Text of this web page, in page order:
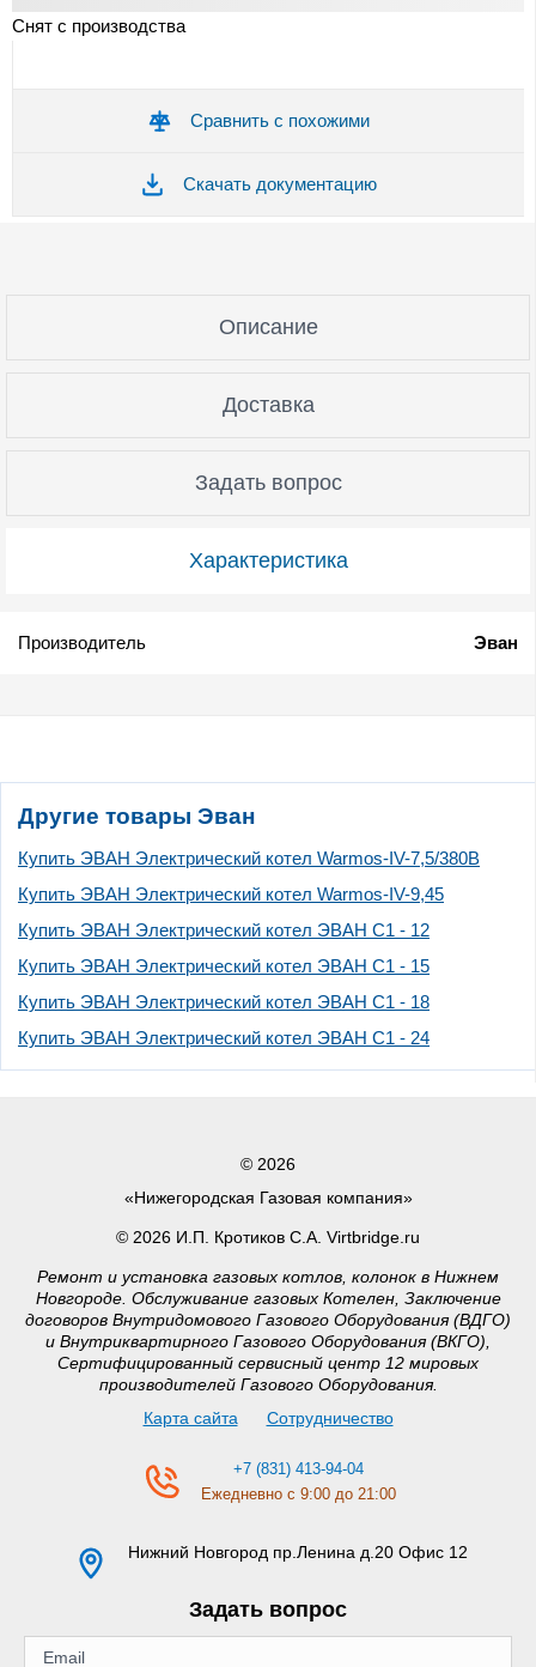
Снят с производства
Сравнить с похожими
Скачать документацию
Характеристика
Описание
Доставка
Задать вопрос
Производитель Эван
Другие товары Эван
Купить ЭВАН Электрический котел Warmos-IV-7,5/380B
Купить ЭВАН Электрический котел Warmos-IV-9,45
Купить ЭВАН Электрический котел ЭВАН С1 - 12
Купить ЭВАН Электрический котел ЭВАН С1 - 15
Купить ЭВАН Электрический котел ЭВАН С1 - 18
Купить ЭВАН Электрический котел ЭВАН С1 - 24
© 2026
«Нижегородская Газовая компания»
© 2026 И.П. Кротиков С.А. Virtbridge.ru
Ремонт и установка газовых котлов, колонок в Нижнем
Новгороде. Обслуживание газовых Котелен, Заключение
договоров Внутридомового Газового Оборудования (ВДГО)
и Внутриквартирного Газового Оборудования (ВКГО),
Сертифицированный сервисный центр 12 мировых
производителей Газового Оборудования.
Карта сайта
Сотрудничество
+7 (831) 413-94-04
Ежедневно с 9:00 до 21:00
Нижний Новгород пр.Ленина д.20 Офис 12
Задать вопрос